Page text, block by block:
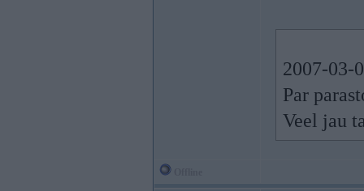
2007-03-
Par
Veel jau